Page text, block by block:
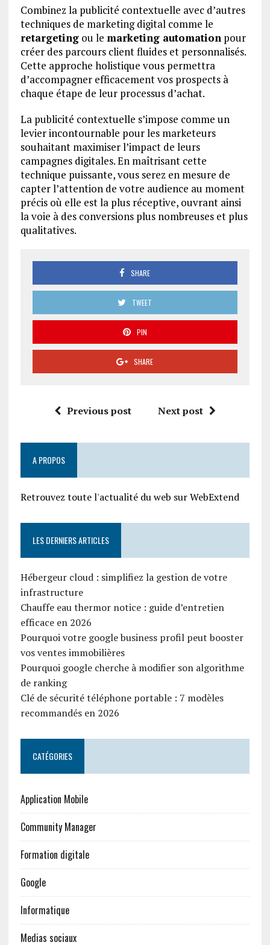
Combinez la publicité contextuelle avec d’autres
techniques de marketing digital comme le
retargetingou le marketing automation pour
créer des parcours client fluides et personnalisés.
Cette approche holistique vous permettra
d’accompagner efficacement vos prospects à
chaque étape de leur processus d’achat.
La publicité contextuelle s’impose comme un
levier incontournable pour les marketeurs
souhaitant maximiser l’impact de leurs
campagnes digitales. En maîtrisant cette
technique puissante, vous serez en mesure de
capter l’attention de votre audience au moment
précis où elle est la plus réceptive, ouvrant ainsi
la voie à des conversions plus nombreuses et plus
qualitatives.
SHARE
TWEET
PIN
SHARE
Previous post Next post
A PROPOS
Retrouvez toute l'actualité du web sur WebExtend
LES DERNIERS ARTICLES
Hébergeur cloud : simplifiez la gestion de votre
infrastructure
Chauffe eau thermor notice : guide d’entretien
efficace en 2026
Pourquoi votre google business profil peut booster
vos ventes immobilières
Pourquoi google cherche à modifier son algorithme
de ranking
Clé de sécurité téléphone portable : 7 modèles
recommandés en 2026
CATÉGORIES
Application Mobile
Community Manager
Formation digitale
Google
Informatique
Medias sociaux